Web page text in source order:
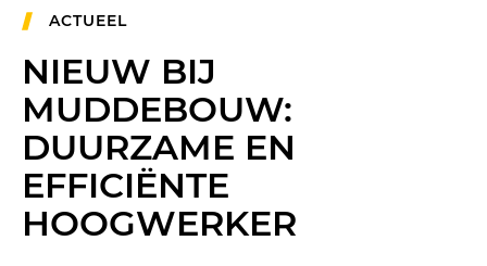
ACTUEEL
NIEUW BIJ
MUDDEBOUW:
DUURZAME EN
EFFICIËNTE
HOOGWERKER